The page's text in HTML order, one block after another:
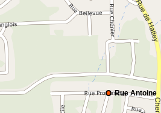
Rue Antoine